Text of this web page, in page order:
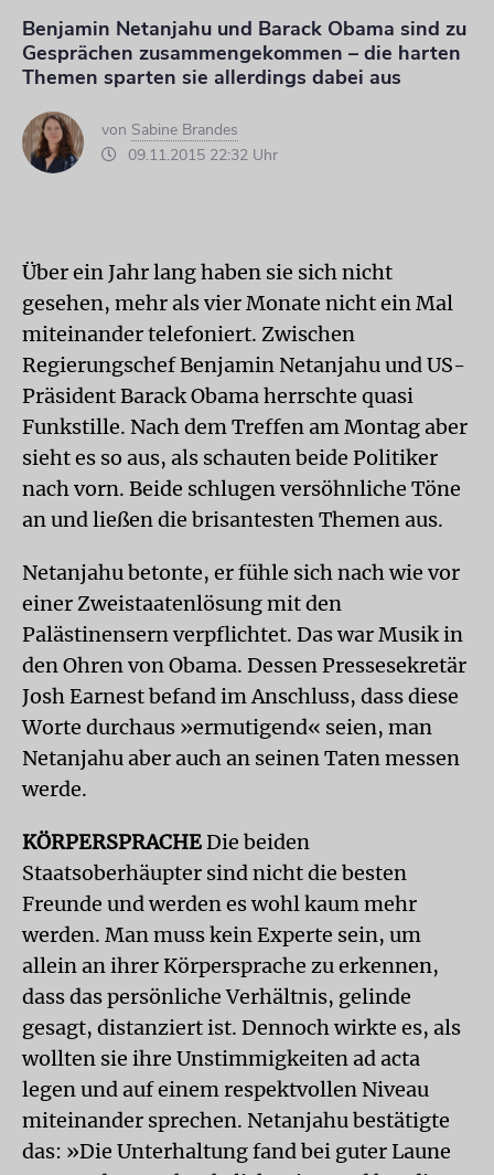
Benjamin Netanjahu und Barack Obama sind zu
Gesprächen zusammengekommen – die harten
Themen sparten sie allerdings dabei aus
von Sabine Brandes
09.11.2015 22:32 Uhr
Über ein Jahr lang haben sie sich nicht
gesehen, mehr als vier Monate nicht ein Mal
miteinander telefoniert. Zwischen
Regierungschef Benjamin Netanjahu und US-
Präsident Barack Obama herrschte quasi
Funkstille. Nach dem Treffen am Montag aber
sieht es so aus, als schauten beide Politiker
nach vorn. Beide schlugen versöhnliche Töne
an und ließen die brisantesten Themen aus.
Netanjahu betonte, er fühle sich nach wie vor
einer Zweistaatenlösung mit den
Palästinensern verpflichtet. Das war Musik in
den Ohren von Obama. Dessen Pressesekretär
Josh Earnest befand im Anschluss, dass diese
Worte durchaus »ermutigend« seien, man
Netanjahu aber auch an seinen Taten messen
werde.
KÖRPERSPRACHEDie beiden
Staatsoberhäupter sind nicht die besten
Freunde und werden es wohl kaum mehr
werden. Man muss kein Experte sein, um
allein an ihrer Körpersprache zu erkennen,
dass das persönliche Verhältnis, gelinde
gesagt, distanziert ist. Dennoch wirkte es, als
wollten sie ihre Unstimmigkeiten ad acta
legen und auf einem respektvollen Niveau
miteinander sprechen. Netanjahu bestätigte
das: »Die Unterhaltung fand bei guter Laune